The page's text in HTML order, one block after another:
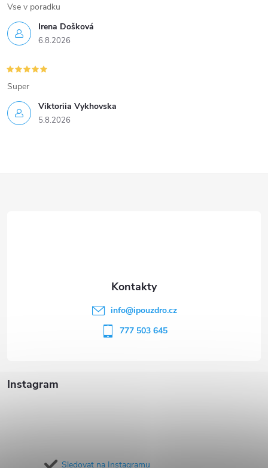
Irena Došková
6.8.2026
Vse v poradku
Viktoriia Vykhovska
5.8.2026
Super
Instagram
Sledovat na Instagramu
info@ipouzdro.cz
777 503 645